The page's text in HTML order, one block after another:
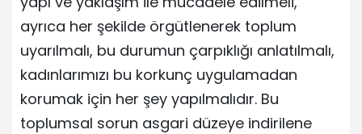
ayrıca her şekilde örgütlenerek toplum
uyarılmalı, bu durumun çarpıklığı anlatılmalı,
kadınlarımızı bu korkunç uygulamadan
korumak için her şey yapılmalıdır. Bu
toplumsal sorun asgari düzeye indirilene